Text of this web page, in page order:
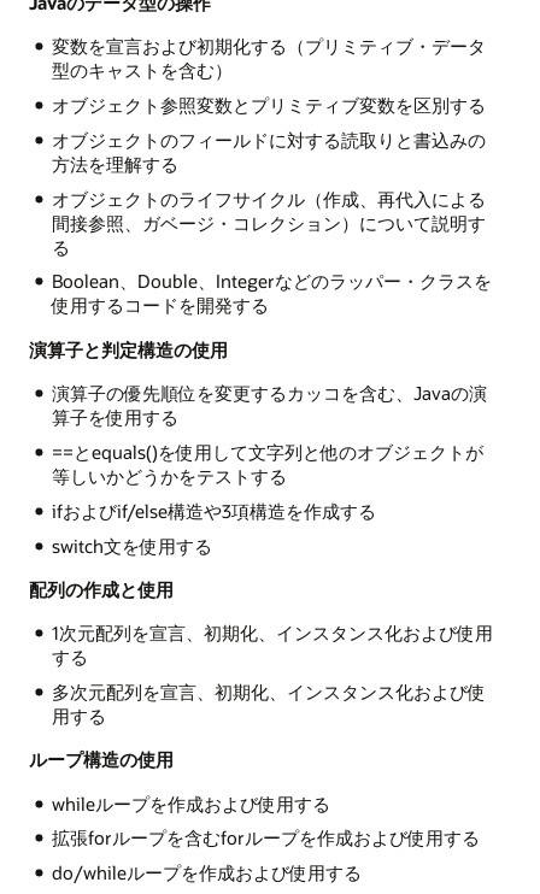
変数を宣言および初期化する（プリミティブ・データ
型のキャストを含む）
オブジェクト参照変数とプリミティブ変数を区別する
オブジェクトのフィールドに対する読取りと書込みの
方法を理解する
オブジェクトのライフサイクル（作成、再代入による
間接参照、ガベージ・コレクション）について説明す
る
Boolean、Double、Integerなどのラッパー・クラスを
使用するコードを開発する
演算子と判定構造の使用
演算子の優先順位を変更するカッコを含む、Javaの演
算子を使用する
==とequals()を使用して文字列と他のオブジェクトが
等しいかどうかをテストする
ifおよびif/else構造や3項構造を作成する
switch文を使用する
配列の作成と使用
1次元配列を宣言、初期化、インスタンス化および使用
する
多次元配列を宣言、初期化、インスタンス化および使
用する
ループ構造の使用
whileループを作成および使用する
拡張forループを含むforループを作成および使用する
do/whileループを作成および使用する